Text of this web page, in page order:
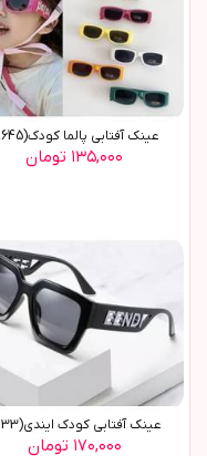
عينک آفتابي پالما کودک(9645)
۱۳۵,۰۰۰ تومان
۱۷۰,۰۰۰ تومان